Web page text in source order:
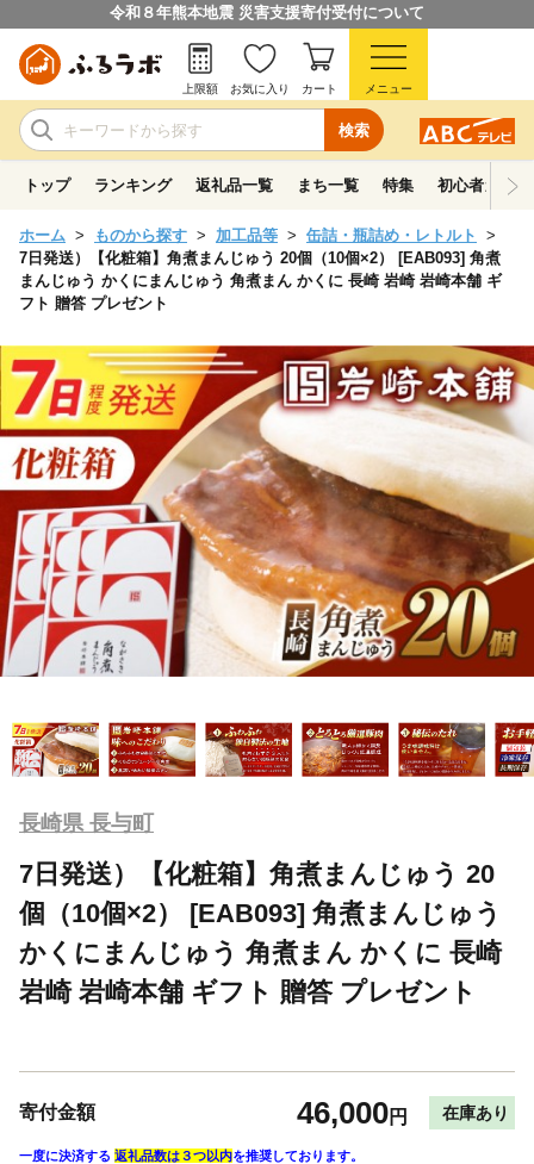
令和８年熊本地震 災害支援寄付受付について
検索
上限額 お気に入り カート メニュー
トップ ランキング 返礼品一覧 まち一覧 特集 初心者ガイド
ホーム ものから探す 加工品等
缶詰・瓶詰め・レトルト
7日発送）【化粧箱】角煮まんじゅう 20個（10個×2） [EAB093] 角煮
まんじゅう かくにまんじゅう 角煮まん かくに 長崎 岩崎 岩崎本舗 ギ
フト 贈答 プレゼント
長崎県 長与町
7日発送）【化粧箱】角煮まんじゅう 20
個（10個×2） [EAB093] 角煮まんじゅう
かくにまんじゅう 角煮まん かくに 長崎
岩崎 岩崎本舗 ギフト 贈答 プレゼント
寄付金額 46,000円 在庫あり
一度に決済する 返礼品数は３つ以内を推奨しております。